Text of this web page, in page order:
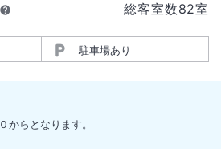
総客室数82室
アウト
駐車場あり
からとなります。